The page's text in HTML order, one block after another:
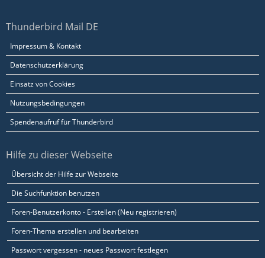
Thunderbird Mail DE
Impressum & Kontakt
Datenschutzerklärung
Einsatz von Cookies
Nutzungsbedingungen
Spendenaufruf für Thunderbird
Hilfe zu dieser Webseite
Übersicht der Hilfe zur Webseite
Die Suchfunktion benutzen
Foren-Benutzerkonto - Erstellen (Neu registrieren)
Foren-Thema erstellen und bearbeiten
Passwort vergessen - neues Passwort festlegen